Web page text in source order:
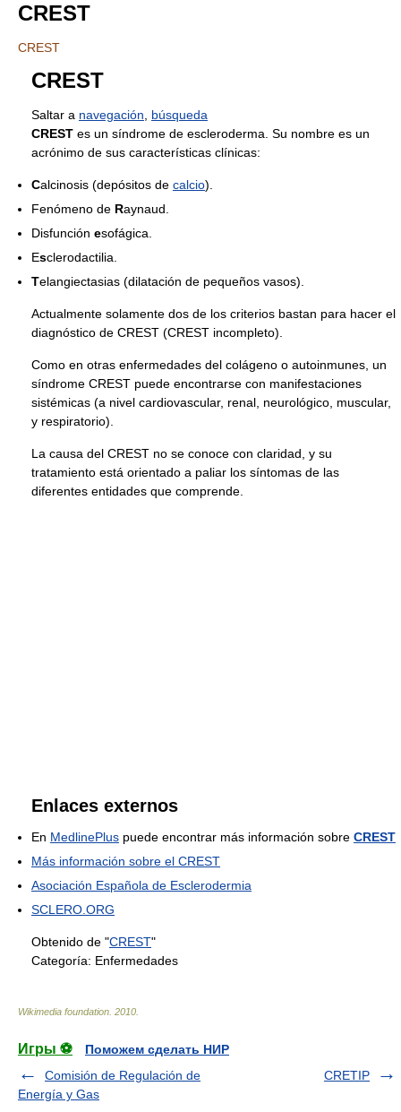
CREST
CREST
CREST
Saltar a navegación
búsqueda
CREST es un síndrome de escleroderma. Su nombre es un
acrónimo de sus características clínicas:
Calcinosis (depósitos de calcio).
Fenómeno de Raynaud.
Disfunción esofágica.
Esclerodactilia.
Telangiectasias (dilatación de pequeños vasos).
Actualmente solamente dos de los criterios bastan para hacer el
diagnóstico de CREST (CREST incompleto).
Como en otras enfermedades del colágeno o autoinmunes, un
síndrome CREST puede encontrarse con manifestaciones
sistémicas (a nivel cardiovascular, renal, neurológico, muscular,
y respiratorio).
La causa del CREST no se conoce con claridad, y su
tratamiento está orientado a paliar los síntomas de las
diferentes entidades que comprende.
Enlaces externos
En MedlinePlus puede encontrar más información sobre CREST
Más información sobre el CREST
Asociación Española de Esclerodermia
SCLERO.ORG
Obtenido de "CREST"
Categoría: Enfermedades
Wikimedia foundation 2010
Игры ⚽
Поможем сделать НИР
Comisión de Regulación de
Energía y Gas
CRETIP